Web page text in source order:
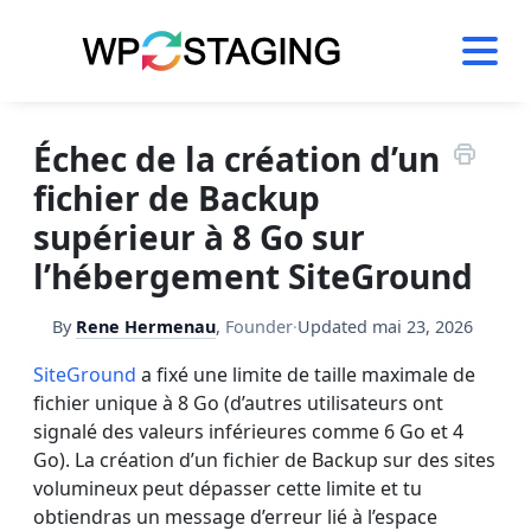
Échec de la création d’un
fichier de Backup
supérieur à 8 Go sur
l’hébergement SiteGround
By Rene Hermenau, Founder·Updated mai 23, 2026
SiteGround a fixé une limite de taille maximale de
fichier unique à 8 Go (d’autres utilisateurs ont
signalé des valeurs inférieures comme 6 Go et 4
Go). La création d’un fichier de Backup sur des sites
volumineux peut dépasser cette limite et tu
obtiendras un message d’erreur lié à l’espace